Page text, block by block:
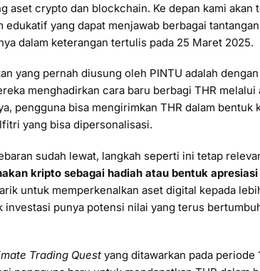
aset crypto dan blockchain. Ke depan kami
edukatif yang dapat menjawab berbagai
dalam keterangan tertulis pada 25 Maret 2025.
yang pernah diusung oleh PINTU adalah
menghadirkan cara baru berbagi THR
pengguna bisa mengirimkan THR dalam bentuk
yang bisa dipersonalisasi.
sudah lewat, langkah seperti ini tetap
kripto sebagai hadiah atau bentuk
untuk memperkenalkan aset digital kepada
investasi punya potensi nilai yang terus
Trading Quest yang ditawarkan pada periode